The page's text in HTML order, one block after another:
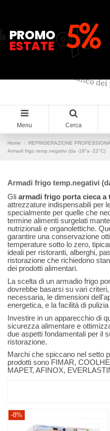
Menu Cerca
Home REFRIGERAZIONE
Armadi frigo temp.negativi (da -18°a -22°C)
Armadi frigo temp.negativi
Gli armadi frigo porta cieca a
attrezzature indispensabili per
specialmente per quelle che
termine alimenti surgelati
nutrizionali e organolettiche.
garantire una conservazione
temperature sotto lo zero,
ideali per ristoranti, alberghi,
ristorazione che richiedono
dei prodotti alimentari.
La scelta di un armadio frigo
dovrebbe basarsi su vari
necessaria, le dimensioni
energetica, e la facilità di
Investire in un apparecchio di
sicurezza alimentare e
due aspetti fondamentali per il
ristorazione.
Marchi che spiccano nel setto
prodotti sono FIMAR,
MAPET, AFINOX,
-8%
%
PROMO
ESTATE 5%